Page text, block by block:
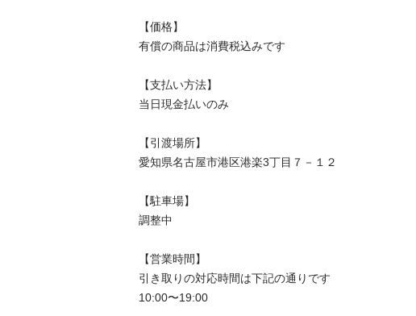
【価格】
有償の商品は消費税込みです
【⽀払い⽅法】
当⽇現⾦払いのみ
【引渡場所】
愛知県名古屋市港区港楽3丁目７－１２
【駐⾞場】
調整中
【営業時間】
引き取りの対応時間は下記の通りです
10:00〜19:00